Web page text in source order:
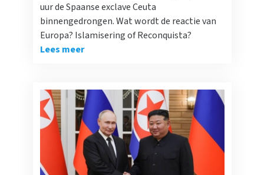
uur de Spaanse exclave Ceuta
binnengedrongen. Wat wordt de reactie van
Europa? Islamisering of Reconquista?
Lees meer